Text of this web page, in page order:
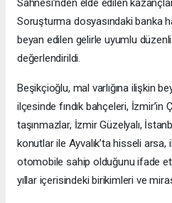
Sahnesi’nden elde edilen
Soruşturma dosyasındaki banka
beyan edilen gelirle uyumlu
değerlendirildi.
Beşikçioğlu, mal varlığına ilişkin
ilçesinde fındık bahçeleri, İzmir’in
taşınmazlar, İzmir Güzelyalı,
konutlar ile Ayvalık’ta hisseli
otomobile sahip olduğunu ifade
yıllar içerisindeki birikimleri ve